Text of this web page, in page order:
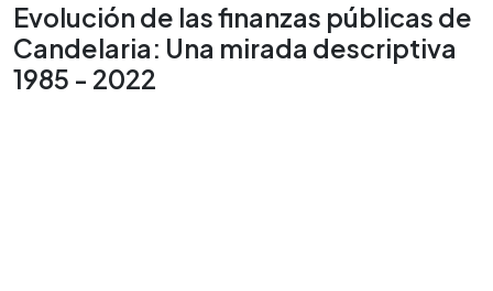
Evolución de las finanzas públicas de
Candelaria: Una mirada descriptiva
1985 - 2022